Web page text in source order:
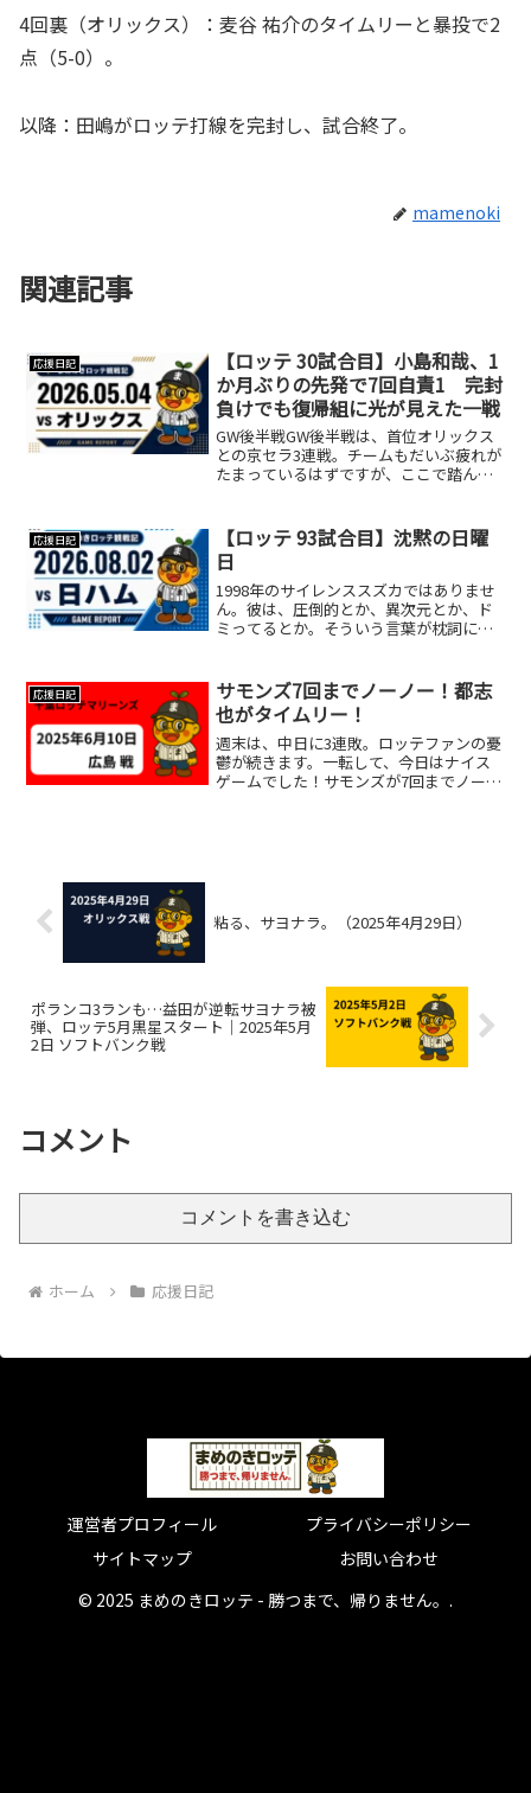
4回裏（オリックス）：麦谷 祐介のタイムリーと暴投で2
点（5-0）。
以降：田嶋がロッテ打線を完封し、試合終了。
mamenoki
関連記事
応援日記
【ロッテ 30試合目】小島和哉、1
か月ぶりの先発で7回自責1 完封
負けでも復帰組に光が見えた一戦
GW後半戦GW後半戦は、首位オリックス
との京セラ3連戦。チームもだいぶ疲れが
たまっているはずですが、ここで踏ん張
れ、小島投手、中森投手、髙部選手が登
録されました。中でも...
応援日記
【ロッテ 93試合目】沈黙の日曜
日
1998年のサイレンススズカではありませ
ん。彼は、圧倒的とか、異次元とか、ド
ミってるとか。そういう言葉が枕詞にな
叩きのめされました。確認。そして、こ
のカードを境に浮...
応援日記
サモンズ7回までノーノー！都志
也がタイムリー！
週末は、中日に3連敗。ロッテファンの憂
鬱が続きます。一転して、今日はナイス
ゲームでした！サモンズが7回までノーノ
粘る、サヨナラ。（2025年4月29日）
ポランコ3ランも…益田が逆転サヨナラ被
弾、ロッテ5月黒星スタート｜2025年5月
2日 ソフトバンク戦
コメント
コメントを書き込む
ホーム 応援日記
運営者プロフィール
プライバシーポリシー
サイトマップ
お問い合わせ
© 2025 まめのきロッテ - 勝つまで、帰りません。.